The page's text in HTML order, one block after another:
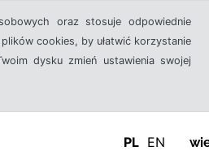
oraz stosuje odpowiednie
cookies, by ułatwić korzystanie
dysku zmień ustawienia swojej
PL EN